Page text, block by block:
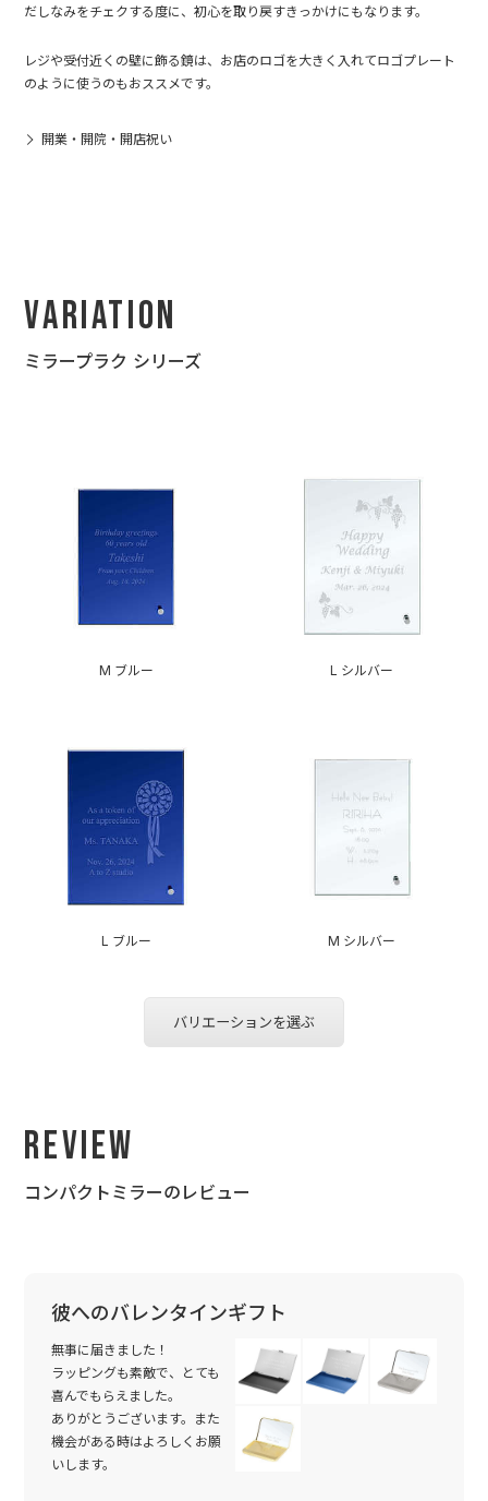
だしなみをチェクする度に、初心を取り戻すきっかけにもなります。
レジや受付近くの壁に飾る鏡は、お店のロゴを大きく入れてロゴプレート
のように使うのもおススメです。
開業・開院・開店祝い
Variation
ミラープラク シリーズ
M ブルー L シルバー
L ブルー M シルバー
バリエーションを選ぶ
Review
コンパクトミラーのレビュー
彼へのバレンタインギフト
無事に届きました！
ラッピングも素敵で、とても
喜んでもらえました。
ありがとうございます。また
機会がある時はよろしくお願
いします。